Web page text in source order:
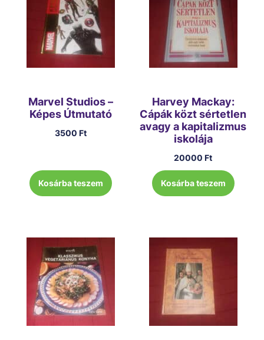
Marvel Studios –
Képes Útmutató
3500Ft
Kosárba teszem
Harvey Mackay:
Cápák közt sértetlen
avagy a kapitalizmus
iskolája
20000Ft
Kosárba teszem